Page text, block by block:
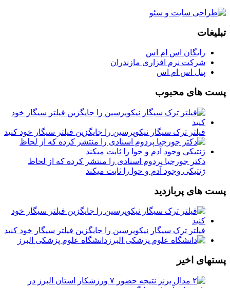
تبلیغات
رایگان اس ام اس
شرکت نرم افزاری مازندران
پنل اس ام اس
پست های محبوب
فیلتر ترک سیگار نیکوپرسین را جایگزین فیلتر سیگار خود کنید
دکتر جورجیا پردوم اسنادی را منتشر کرده که از لحاظ
ژنتیکی وجود آدم و حوا را ثابت میکند
پست های پربازدید
فیلتر ترک سیگار نیکوپرسین را جایگزین فیلتر سیگار خود کنید
دانشگاه علوم پزشکی البرز
پستهای اخیر